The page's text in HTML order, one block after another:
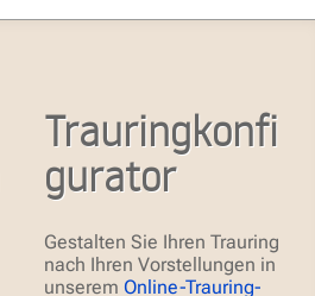
Trauringkonfi
gurator
Gestalten Sie Ihren Trauring
nach Ihren Vorstellungen in
unserem Online-Trauring-